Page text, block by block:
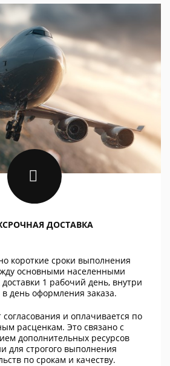
ДОСТАВКА
короткие сроки выполнения
основными населенными
1 рабочий день, внутри
в день оформления заказа.
согласования и оплачивается по
расценкам. Это связано с
дополнительных ресурсов
для строгого выполнения
по срокам и качеству.